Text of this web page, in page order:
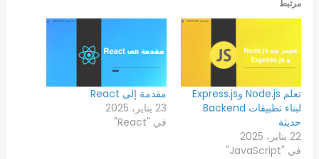
مرتبط
تعلم Node.js وExpress.js
لبناء تطبيقات Backend
حديثة
22 يناير، 2025
في "JavaScript"
مقدمة إلى React
23 يناير، 2025
في "React"